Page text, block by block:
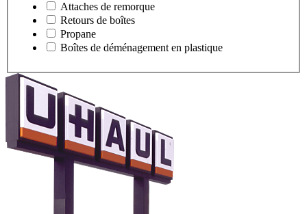
Attaches de remorque
Retours de boîtes
Propane
Boîtes de déménagement en plastique